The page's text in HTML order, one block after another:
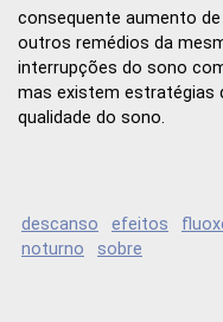
consequente aumento
outros remédios da
interrupções do sono
mas existem estratégias
qualidade do sono.
descanso efeitos
noturno
sobre